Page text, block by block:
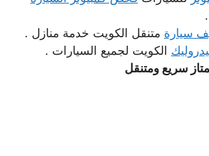
سيارة متنقل الكويت خدمة منازل .
الكويت لجميع السيارات .
سريع ومتنقل